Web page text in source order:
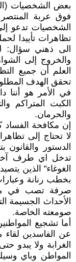
بعض الشخصيات
فوق عربة
الشخصيات تدعو
تظاهرات تأييدا
الى ذهني سؤال:
والخروج إلى
العلم أن جميع
تحقق الهدف
في الأمر هو أننا
الكبت المتراكم
والحرمان.
إن مكافحة الفساد
لا تحتاج إلى
الدستور
تدخل اي طرف
الغوغاء" الذين
بخطب رنانة
صرفة تصب في
الأحداث الجسيمة
صومعته الخاصة.
أما تشجيع
عن الفاسدين لقاء
الغرابة ولا يبدو
المواطن وباي